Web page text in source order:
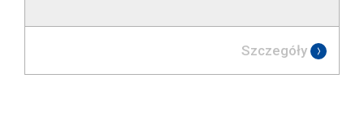
Szczegóły